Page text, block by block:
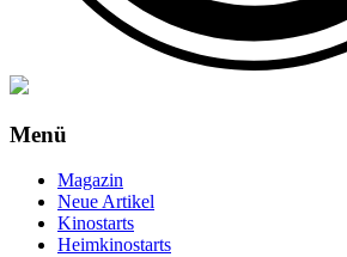
Menü
Magazin
Neue Artikel
Kinostarts
Heimkinostarts